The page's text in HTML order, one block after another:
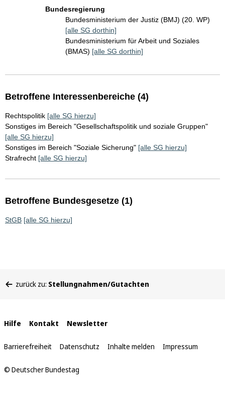
Bundesregierung
Bundesministerium der Justiz (BMJ) (20. WP)
[alle SG dorthin]
Bundesministerium für Arbeit und Soziales
(BMAS) [alle SG dorthin]
Betroffene Interessenbereiche (4)
Rechtspolitik [alle SG hierzu]
Sonstiges im Bereich "Gesellschaftspolitik und soziale Gruppen"
[alle SG hierzu]
Sonstiges im Bereich "Soziale Sicherung" [alle SG hierzu]
Strafrecht [alle SG hierzu]
Betroffene Bundesgesetze (1)
StGB [alle SG hierzu]
befinden
zurück zu: Stellungnahmen/Gutachten
Interne
Links
Hilfe Kontakt Newsletter
Barrierefreiheit Datenschutz Inhalte melden Impressum
© Deutscher Bundestag